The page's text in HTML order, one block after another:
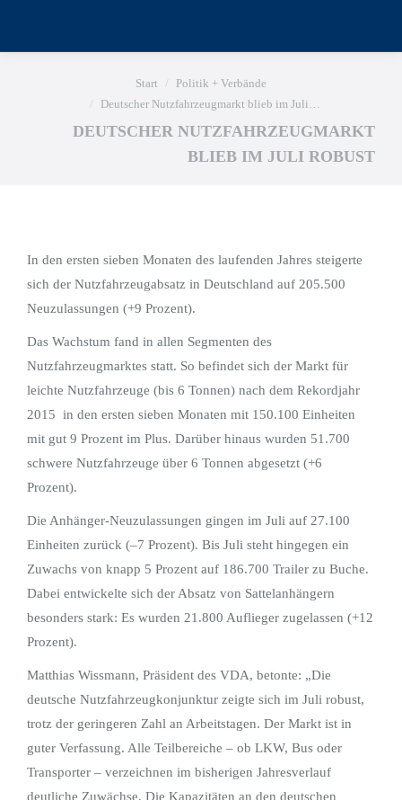
Sie befinden sich hier:
Start
Politik + Verbände
Deutscher Nutzfahrzeugmarkt blieb im Juli…
DEUTSCHER NUTZFAHRZEUGMARKT
BLIEB IM JULI ROBUST
In den ersten sieben Monaten des laufenden Jahres steigerte
sich der Nutzfahrzeugabsatz in Deutschland auf 205.500
Neuzulassungen (+9 Prozent).
Das Wachstum fand in allen Segmenten des
Nutzfahrzeugmarktes statt. So befindet sich der Markt für
leichte Nutzfahrzeuge (bis 6 Tonnen) nach dem Rekordjahr
2015 in den ersten sieben Monaten mit 150.100 Einheiten
mit gut 9 Prozent im Plus. Darüber hinaus wurden 51.700
schwere Nutzfahrzeuge über 6 Tonnen abgesetzt (+6
Prozent).
Die Anhänger-Neuzulassungen gingen im Juli auf 27.100
Einheiten zurück (–7 Prozent). Bis Juli steht hingegen ein
Zuwachs von knapp 5 Prozent auf 186.700 Trailer zu Buche.
Dabei entwickelte sich der Absatz von Sattelanhängern
besonders stark: Es wurden 21.800 Auflieger zugelassen (+12
Prozent).
Matthias Wissmann, Präsident des VDA, betonte: „Die
deutsche Nutzfahrzeugkonjunktur zeigte sich im Juli robust,
trotz der geringeren Zahl an Arbeitstagen. Der Markt ist in
guter Verfassung. Alle Teilbereiche – ob LKW, Bus oder
Transporter – verzeichnen im bisherigen Jahresverlauf
deutliche Zuwächse. Die Kapazitäten an den deutschen